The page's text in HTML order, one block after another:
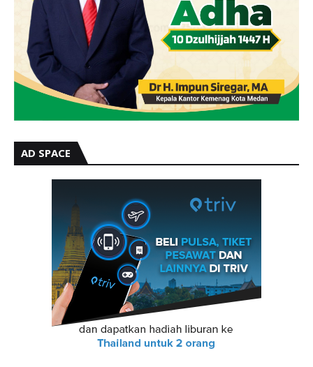
AD SPACE
TRENDING BERITA
300 KADER PKS SUMUT LAKSANAKAN KEMAH
BELA NEGARA DI SIBOLANGIT: "MADARASAH
TANPA DINDING" UNTUK LAHIRKAN KADER
TANGGUH
Agustus 03, 2026
Gebyar HUT Kemerdekaan RI Ke 81 Kementerian
Agama Medan Di Meriahkan Berbagai